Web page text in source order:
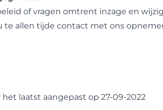
of vragen omtrent inzage en
te allen tijde contact met ons
laatst aangepast op 27-09-2022